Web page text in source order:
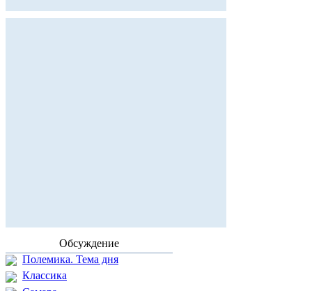
Обсуждение
Полемика. Тема дня
Классика